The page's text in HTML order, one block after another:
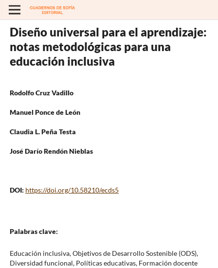
Diseño universal para el aprendizaje:
notas metodológicas para una
educación inclusiva
Rodolfo Cruz Vadillo
Manuel Ponce de León
Claudia L. Peña Testa
José Darío Rendón Nieblas
DOI: https://doi.org/10.58210/ecds5
Palabras clave:
Educación inclusiva, Objetivos de Desarrollo Sostenible (ODS),
Diversidad funcional, Políticas educativas, Formación docente